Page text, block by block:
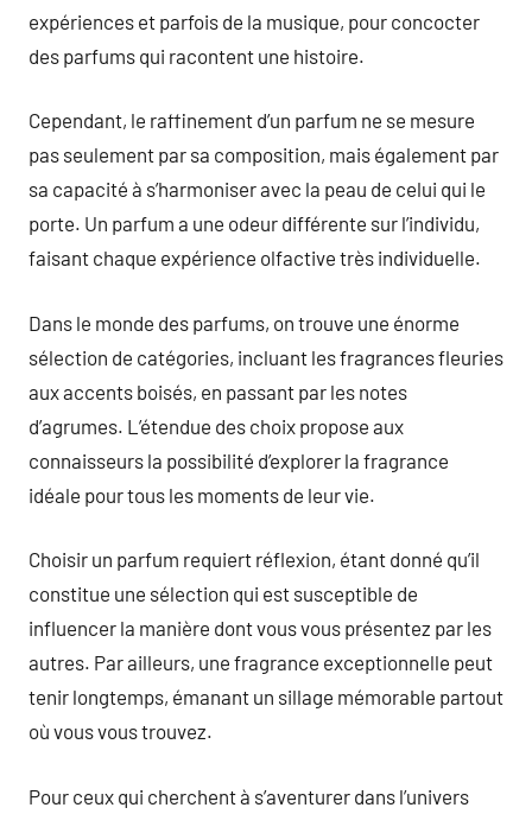
expériences et parfois de la musique, pour concocter
des parfums qui racontent une histoire.
Cependant, le raffinement d’un parfum ne se mesure
pas seulement par sa composition, mais également par
sa capacité à s’harmoniser avec la peau de celui qui le
porte. Un parfum a une odeur différente sur l’individu,
faisant chaque expérience olfactive très individuelle.
Dans le monde des parfums, on trouve une énorme
sélection de catégories, incluant les fragrances fleuries
aux accents boisés, en passant par les notes
d’agrumes. L’étendue des choix propose aux
connaisseurs la possibilité d’explorer la fragrance
idéale pour tous les moments de leur vie.
Choisir un parfum requiert réflexion, étant donné qu’il
constitue une sélection qui est susceptible de
influencer la manière dont vous vous présentez par les
autres. Par ailleurs, une fragrance exceptionnelle peut
tenir longtemps, émanant un sillage mémorable partout
où vous vous trouvez.
Pour ceux qui cherchent à s’aventurer dans l’univers